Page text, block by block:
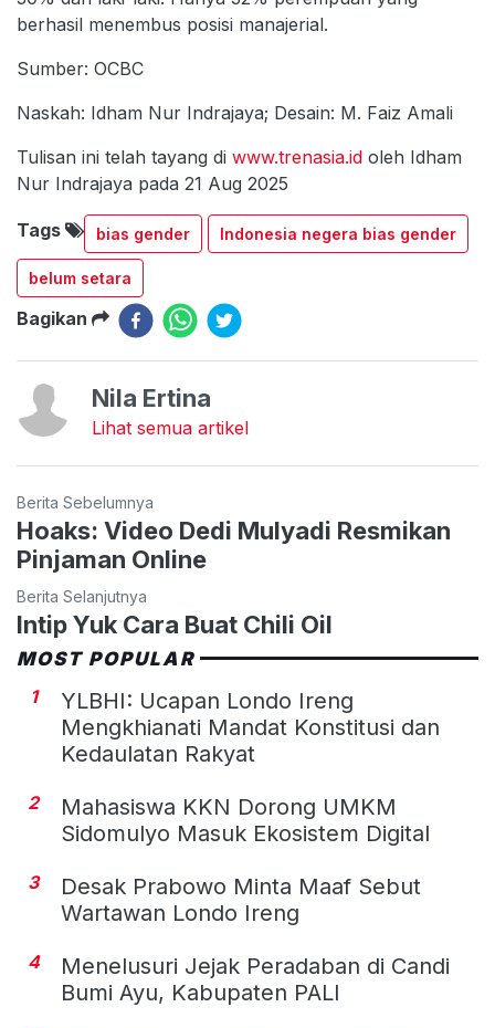
berhasil menembus posisi manajerial.
Sumber: OCBC
Naskah: Idham Nur Indrajaya; Desain: M. Faiz Amali
Tulisan ini telah tayang di www.trenasia.id oleh Idham
Nur Indrajaya pada 21 Aug 2025
Tags bias gender Indonesia negera bias gender
belum setara
Bagikan
Nila Ertina
Lihat semua artikel
Berita Sebelumnya
Hoaks: Video Dedi Mulyadi Resmikan
Pinjaman Online
Berita Selanjutnya
Intip Yuk Cara Buat Chili Oil
MOST POPULAR
1
YLBHI: Ucapan Londo Ireng
Mengkhianati Mandat Konstitusi dan
Kedaulatan Rakyat
2
Mahasiswa KKN Dorong UMKM
Sidomulyo Masuk Ekosistem Digital
3
Desak Prabowo Minta Maaf Sebut
Wartawan Londo Ireng
4
Menelusuri Jejak Peradaban di Candi
Bumi Ayu, Kabupaten PALI